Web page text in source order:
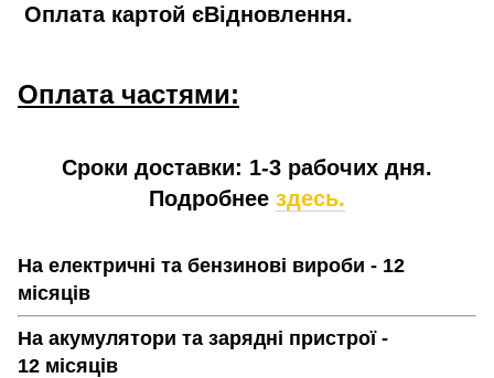
Оплата картой єВідновлення.
Оплата частями:
Сроки доставки: 1-3 рабочих дня.
Подробнее здесь.
На електричні та бензинові вироби - 12
місяців
На акумулятори та зарядні пристрої -
12 місяців